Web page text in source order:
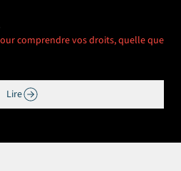
comprendre vos droits, quelle que
Lire